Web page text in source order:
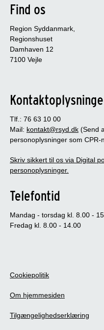
Find os
Region Syddanmark,
Regionshuset
Damhaven 12
7100 Vejle
Tlf.: 76 63 10 00
Mail: kontakt@rsyd.dk (Send
personoplysninger som CPR-
Skriv sikkert til os via Digital
personoplysninger.
Telefontid
Mandag - torsdag kl. 8.00 -
Fredag kl. 8.00 - 14.00
Cookiepolitik
Om hjemmesiden
Tilgængelighedserklæring